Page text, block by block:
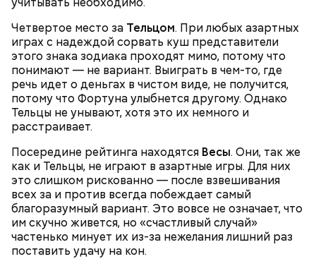
Четвертое место за Тельцом. При любых азартных
играх с надеждой сорвать куш представители
этого знака зодиака проходят мимо, потому что
понимают — не вариант. Выиграть в чем-то, где
речь идет о деньгах в чистом виде, не получится,
потому что Фортуна улыбнется другому. Однако
Тельцы не унывают, хотя это их немного и
расстраивает.
Посередине рейтинга находятся Весы. Они, так же
как и Тельцы, не играют в азартные игры. Для них
это слишком рискованно — после взвешивания
всех за и против всегда побеждает самый
благоразумный вариант. Это вовсе не означает, что
им скучно живется, но «счастливый случай»
частенько минует их из-за нежелания лишний раз
поставить удачу на кон.
— Может пробить заряд на человека. Нужно вести
себя очень осторожно, будто увидели дикого
зверя, затаиться, — добавил академик.
Одним из запоминающихся событий того периода
для Макеева стал футбольный матч между
киевским «Динамо» и мадридским «Атлетико»,
который состоялся 3 мая в Киеве. Полк Макеева жил
в палатках в лесу около Варовичей, в 12 километрах
от Припяти. А солдатам очень хотелось увидеть
трансляцию матча. Макеев поехал к секретарю
партийной организации колхоза и попросил
одолжить телевизор.
О, всесвятый Николае, угодниче преизрядный
Господень, теплый наш заступниче, и везде в
скорбех скорый помощниче!